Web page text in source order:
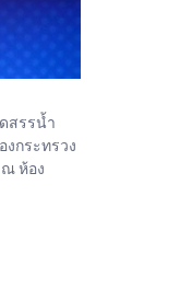
สรรน้ำ
กระทรวง
ห้อง